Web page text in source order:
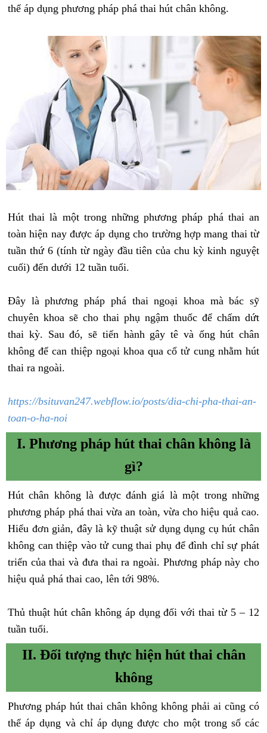
thể áp dụng phương pháp phá thai hút chân không.
Hút thai là một trong những phương pháp phá thai an
toàn hiện nay được áp dụng cho trường hợp mang thai từ
tuần thứ 6 (tính từ ngày đầu tiên của chu kỳ kinh nguyệt
cuối) đến dưới 12 tuần tuổi.
Đây là phương pháp phá thai ngoại khoa mà bác sỹ
chuyên khoa sẽ cho thai phụ ngậm thuốc để chấm dứt
thai kỳ. Sau đó, sẽ tiến hành gây tê và ống hút chân
không để can thiệp ngoại khoa qua cổ tử cung nhằm hút
thai ra ngoài.
​https://bsituvan247.webflow.io/posts/dia-chi-pha-thai-an-
toan-o-ha-noi
I. Phương pháp hút thai chân không là
gì?
Hút chân không là được đánh giá là một trong những
phương pháp phá thai vừa an toàn, vừa cho hiệu quả cao.
Hiểu đơn giản, đây là kỹ thuật sử dụng dụng cụ hút chân
không can thiệp vào tử cung thai phụ để đình chỉ sự phát
triển của thai và đưa thai ra ngoài. Phương pháp này cho
hiệu quả phá thai cao, lên tới 98%.
Thủ thuật hút chân không áp dụng đối với thai từ 5 – 12
tuần tuổi.
II. Đối tượng thực hiện hút thai chân
không
Phương pháp hút thai chân không không phải ai cũng có
thể áp dụng và chỉ áp dụng được cho một trong số các